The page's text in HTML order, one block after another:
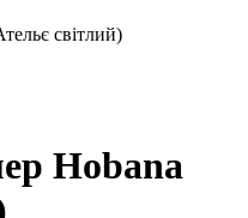
світлий)
Hobana